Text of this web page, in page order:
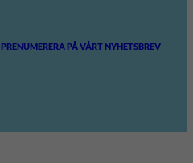
PRENUMERERA PÅ VÅRT NYHETSBREV